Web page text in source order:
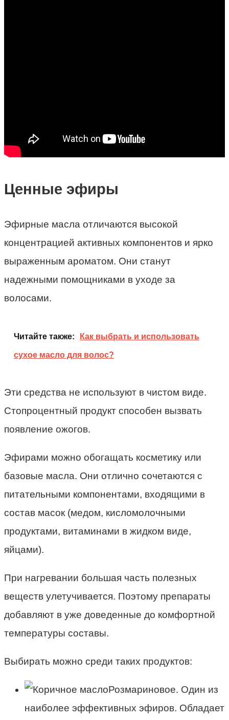
Ценные эфиры
Эфирные масла отличаются высокой
концентрацией активных компонентов и ярко
выраженным ароматом. Они станут
надежными помощниками в уходе за
волосами.
Читайте также: Как выбрать и использовать
сухое масло для волос?
Эти средства не используют в чистом виде.
Стопроцентный продукт способен вызвать
появление ожогов.
Эфирами можно обогащать косметику или
базовые масла. Они отлично сочетаются с
питательными компонентами, входящими в
состав масок (медом, кисломолочными
продуктами, витаминами в жидком виде,
яйцами).
При нагревании большая часть полезных
веществ улетучивается. Поэтому препараты
добавляют в уже доведенные до комфортной
температуры составы.
Выбирать можно среди таких продуктов:
Розмариновое. Один из
наиболее эффективных эфиров. Обладает